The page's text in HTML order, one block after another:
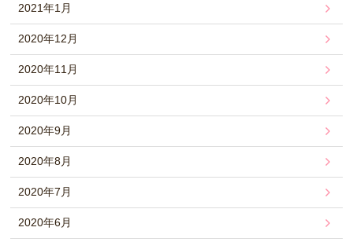
2021年1月
2020年12月
2020年11月
2020年10月
2020年9月
2020年8月
2020年7月
2020年6月